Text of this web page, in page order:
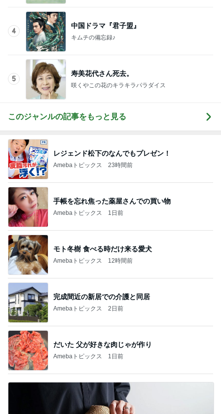
4
中国ドラマ『君子盟』
キムチの備忘録♪
5
寿美花代さん死去。
咲くやこの花のキラキラパラダイス
このジャンルの記事をもっと見る
レジェンド松下のなんでもプレゼン！
Amebaトピックス 23時間前
手帳を忘れ焦った薬屋さんでの買い物
Amebaトピックス 1日前
モト冬樹 食べる時だけ来る愛犬
Amebaトピックス 12時間前
完成間近の新居での介護と同居
Amebaトピックス 2日前
だいた 父が好きな肉じゃが作り
Amebaトピックス 1日前